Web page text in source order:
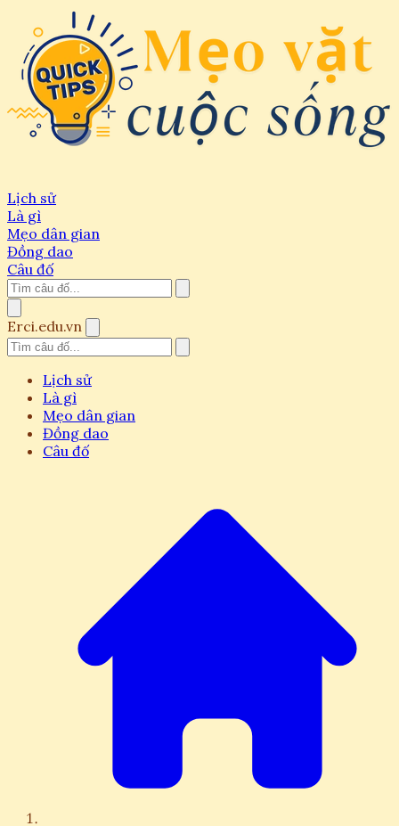
Lịch sử
Là gì
Mẹo dân gian
Đồng dao
Câu đố
Erci.edu.vn
Lịch sử
Là gì
Mẹo dân gian
Đồng dao
Câu đố